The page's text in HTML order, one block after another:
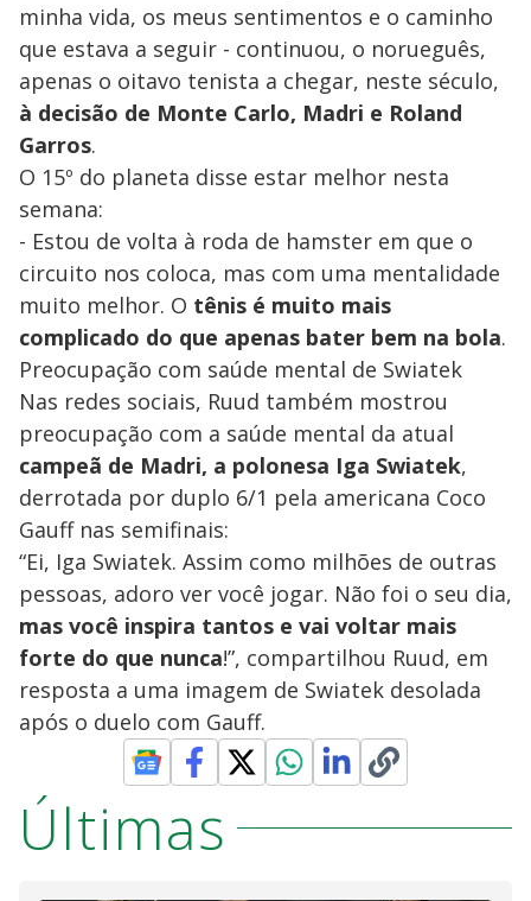
minha vida, os meus sentimentos e o caminho
que estava a seguir - continuou, o norueguês,
apenas o oitavo tenista a chegar, neste século,
à decisão de Monte Carlo, Madri e Roland
Garros.
O 15º do planeta disse estar melhor nesta
semana:
- Estou de volta à roda de hamster em que o
circuito nos coloca, mas com uma mentalidade
muito melhor. O tênis é muito mais
complicado do que apenas bater bem na bola.
Preocupação com saúde mental de Swiatek
Nas redes sociais, Ruud também mostrou
preocupação com a saúde mental da atual
campeã de Madri, a polonesa Iga Swiatek,
derrotada por duplo 6/1 pela americana Coco
Gauff nas semifinais:
“Ei, Iga Swiatek. Assim como milhões de outras
pessoas, adoro ver você jogar. Não foi o seu dia,
mas você inspira tantos e vai voltar mais
forte do que nunca!”, compartilhou Ruud, em
resposta a uma imagem de Swiatek desolada
após o duelo com Gauff.
Últimas